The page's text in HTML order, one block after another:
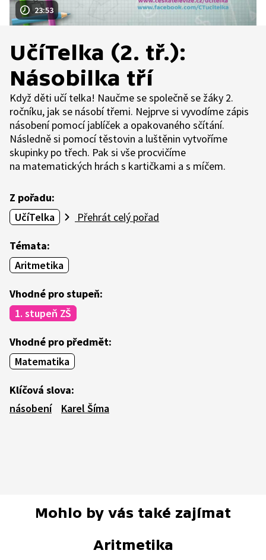
23:53
UčíTelka (2. tř.):
Násobilka tří
Když děti učí telka! Naučme se společně se žáky 2.
ročníku, jak se násobí třemi. Nejprve si vyvodíme zápis
násobení pomocí jablíček a opakovaného sčítání.
Následně si pomocí těstovin a luštěnin vytvoříme
skupinky po třech. Pak si vše procvičíme
na matematických hrách s kartičkami a s míčem.
Z pořadu:
UčíTelka
Přehrát celý pořad
Témata:
Aritmetika
Vhodné pro stupeň:
1. stupeň ZŠ
Vhodné pro předmět:
Matematika
Klíčová slova:
násobení
Karel Šíma
Mohlo by vás také zajímat
Aritmetika